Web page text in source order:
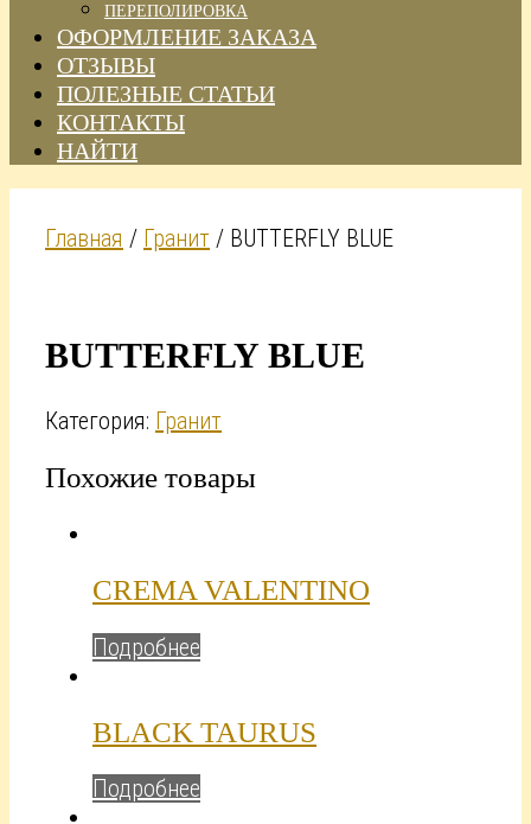
ПЕРЕПОЛИРОВКА
ОФОРМЛЕНИЕ ЗАКАЗА
ОТЗЫВЫ
ПОЛЕЗНЫЕ СТАТЬИ
КОНТАКТЫ
НАЙТИ
Главная / Гранит / BUTTERFLY BLUE
BUTTERFLY BLUE
Категория: Гранит
Похожие товары
CREMA VALENTINO
Подробнее
BLACK TAURUS
Подробнее